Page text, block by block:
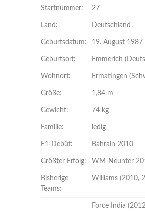
Startnummer: 27
Land: Deutschland
Geburtsdatum: 19. August 1987
Geburtsort: Emmerich
Wohnort: Ermatingen
Größe: 1,84 m
Gewicht: 74 kg
Familie: ledig
F1-Debüt: Bahrain 2010
Größter Erfolg: WM-Neunter
Bisherige
Teams:
Williams (2010,
Force India